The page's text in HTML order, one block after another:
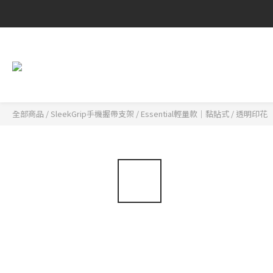
全部商品 /SleekGrip手機握帶支架 / Essential輕量款｜黏貼式 / 透明印花